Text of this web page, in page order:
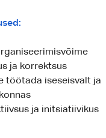
ja korrektsus
töötada iseseisvalt ja
ja initsiatiivikus